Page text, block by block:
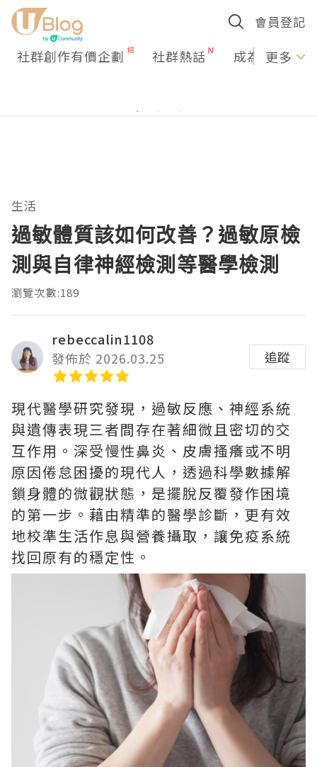
會員登記
社群創作有價企劃 社群熱話 成為U更多
生活
過敏體質該如何改善？過敏原檢
測與自律神經檢測等醫學檢測
瀏覽次數:189
rebeccalin1108
發佈於 2026.03.25
追蹤
現代醫學研究發現，過敏反應、神經系統
與遺傳表現三者間存在著細微且密切的交
互作用。深受慢性鼻炎、皮膚搔癢或不明
原因倦怠困擾的現代人，透過科學數據解
鎖身體的微觀狀態，是擺脫反覆發作困境
的第一步。藉由精準的醫學診斷，更有效
地校準生活作息與營養攝取，讓免疫系統
找回原有的穩定性。